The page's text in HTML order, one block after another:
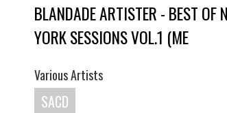
BLANDADE ARTISTER - BEST OF
YORK SESSIONS VOL.1 (ME
Various Artists
SACD